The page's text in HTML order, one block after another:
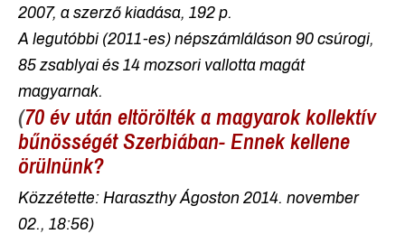
2007, a szerző kiadása, 192 p.
A legutóbbi (2011-es) népszámláláson 90 csúrogi,
85 zsablyai és 14 mozsori vallotta magát
magyarnak.
(70 év után eltörölték a magyarok kollektív
bűnösségét Szerbiában- Ennek kellene
örülnünk?
Közzétette: Haraszthy Ágoston 2014. november
02., 18:56)